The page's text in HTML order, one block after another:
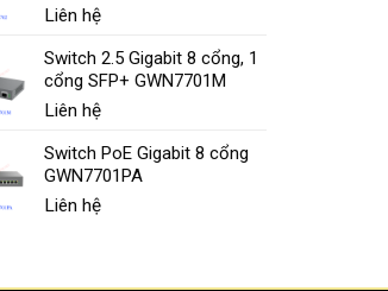
Liên hệ
Switch 2.5 Gigabit 8 cổng, 1
cổng SFP+ GWN7701M
Liên hệ
Switch PoE Gigabit 8 cổng
GWN7701PA
Liên hệ